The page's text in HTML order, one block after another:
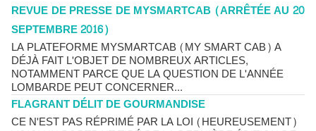
REVUE DE PRESSE DE MYSMARTCAB (ARRÊTÉE AU 20
SEPTEMBRE 2016)
LA PLATEFORME MYSMARTCAB (MY SMART CAB) A
DÉJÀ FAIT L'OBJET DE NOMBREUX ARTICLES,
NOTAMMENT PARCE QUE LA QUESTION DE L'ANNÉE
LOMBARDE PEUT CONCERNER...
FLAGRANT DÉLIT DE GOURMANDISE
CE N'EST PAS RÉPRIMÉ PAR LA LOI (HEUREUSEMENT)